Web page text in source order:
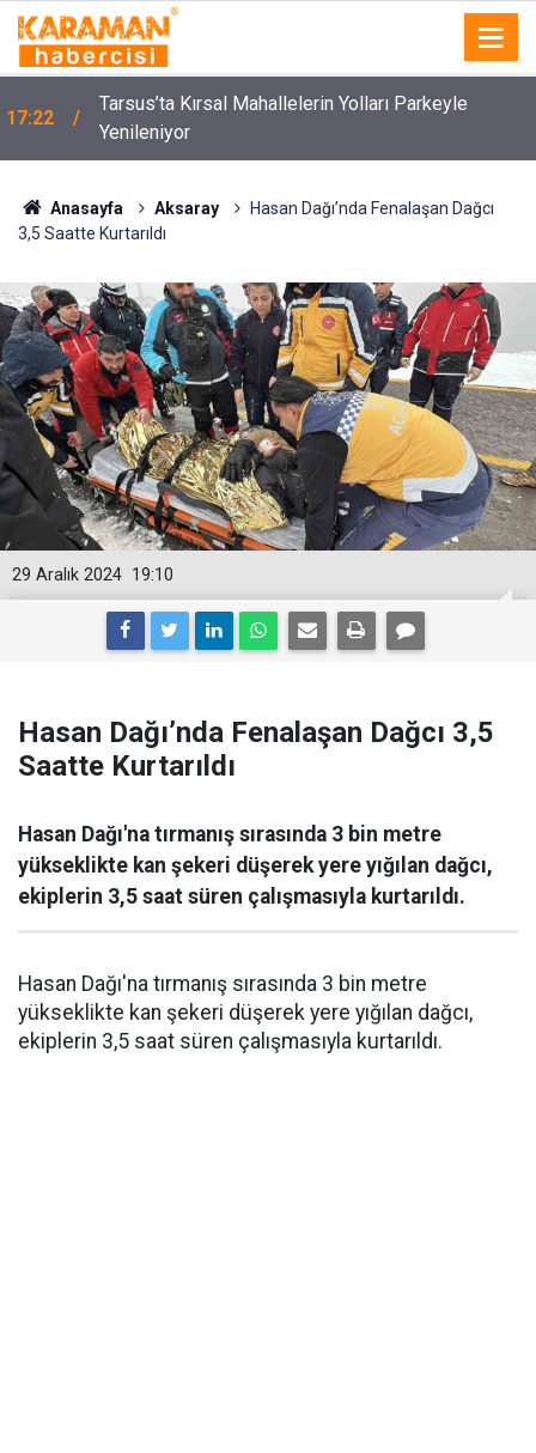
17:22
Tarsus’ta Kırsal Mahallelerin Yolları Parkeyle
Yenileniyor
Anasayfa Aksaray
Hasan Dağı’nda Fenalaşan Dağcı
3,5 Saatte Kurtarıldı
19:10
29 Aralık 2024
Hasan Dağı’nda Fenalaşan Dağcı 3,5
Saatte Kurtarıldı
Hasan Dağı'na tırmanış sırasında 3 bin metre
yükseklikte kan şekeri düşerek yere yığılan dağcı,
ekiplerin 3,5 saat süren çalışmasıyla kurtarıldı.
Hasan Dağı'na tırmanış sırasında 3 bin metre
yükseklikte kan şekeri düşerek yere yığılan dağcı,
ekiplerin 3,5 saat süren çalışmasıyla kurtarıldı.